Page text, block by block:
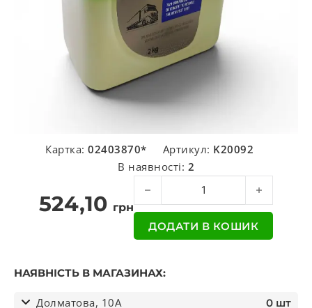
Картка:02403870* Артикул: K20092
В наявності: 2
524,10 грн
Автошампунь для мийки Diper 2 кг
ДОДАТИ В КОШИК
НАЯВНІСТЬ В МАГАЗИНАХ:
Долматова, 10А 0 шт